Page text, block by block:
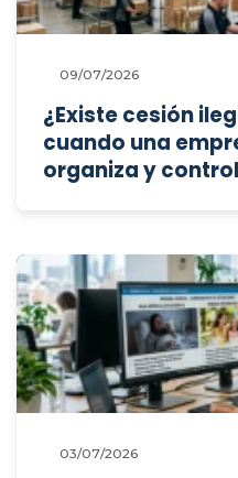
09/07/2026
¿Existe cesión
cuando una
organiza y
los vehículos), y
una sanción
subcontrata o
infracción
03/07/2026